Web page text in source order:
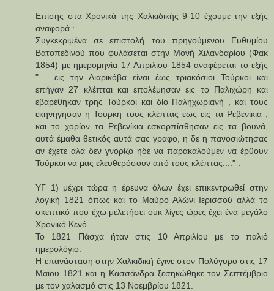
Επίσης στα Χρονικά της Χαλκιδικής 9-10 έχουμε την εξής
αναφορά :
Συγκεκριμένα σε επιστολή του πρηγούμενου Ευθυμίου
Βατοπεδινού που φυλάσεται στην Μονή Χιλανδαρίου (Φακ
1854) με ημερομηνία 17 Απριλίου 1854 αναφέρεται το εξής
".... εις την Λιαρικόβα είναι έως τριακόσιοι Τούρκοι και
επήγαν 27 κλέπται και επολέμησαν εις το Παλιχώρη και
εβαρέθηκαν τρης Τούρκοι και δίο Παληχωριανή , και τους
εκηνηγησαν η Τούρκη τους κλέπτας εως εις τα Ρεβενίκια ,
και το χορίον τα Ρεβενίκια εσκορπίσθησαν εις τα βουνά,
αυτά έμαθα θετικός αυτά σας γραφο, η δε η πανοσιώτησας
αν έχετε αλα δεν γνορίζο ηδέ να παρακαλούμεν να έρθουν
Τούρκοι να μας ελευθερόσουν από τους κλέπτας...." .
ΥΓ 1) μέχρι τώρα η έρευνα όλων έχει επικεντρωθεί στην
λογική 1821 όπως και το Μαύρο Αλώνι Ιερισσού αλλά το
σκεπτικό που έχω μελετήσει ουκ λίγες ώρες έχει ένα μεγάλο
Χρονικό Κενό
Το 1821 Πάσχα ήταν στις 10 Απριλίου με το παλιό
ημερολόγιο.
Η επανάσταση στην Χαλκιδική έγινε στον Πολύγυρο στις 17
Μαϊου 1821 και η Κασσάνδρα ξεσηκώθηκε τον Σεπτέμβριο
με τον χαλασμό στις 13 Νοεμβρίου 1821.